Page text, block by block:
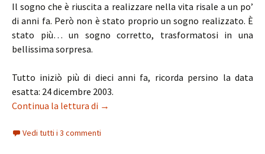
Il sogno che è riuscita a realizzare nella vita risale a un po’
di anni fa. Però non è stato proprio un sogno realizzato. È
stato più… un sogno corretto, trasformatosi in una
bellissima sorpresa.
Tutto iniziò più di dieci anni fa, ricorda persino la data
esatta: 24 dicembre 2003.
Continua la lettura di Anna: a volte anche i sogni ci
→
Vedi tutti i 3 commenti